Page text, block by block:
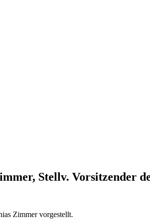
Stellv. Vorsitzender
Zimmer vorgestellt.